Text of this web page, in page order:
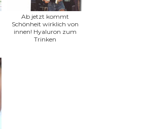
Ab jetzt kommt
Schönheit wirklich von
innen! Hyaluron zum
Trinken